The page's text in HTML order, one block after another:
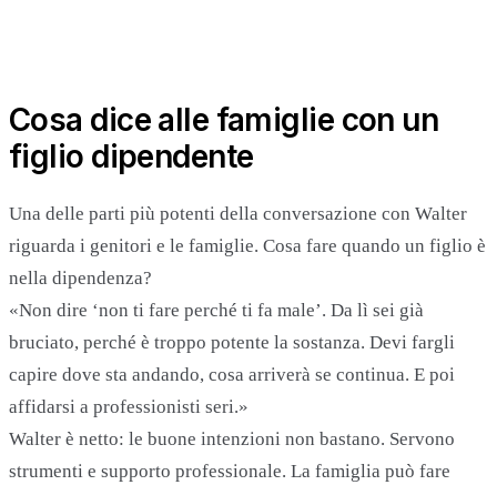
Cosa dice alle famiglie con un
figlio dipendente
Una delle parti più potenti della conversazione con Walter
riguarda i genitori e le famiglie. Cosa fare quando un figlio è
nella dipendenza?
«Non dire ‘non ti fare perché ti fa male’. Da lì sei già
bruciato, perché è troppo potente la sostanza. Devi fargli
capire dove sta andando, cosa arriverà se continua. E poi
affidarsi a professionisti seri.»
Walter è netto: le buone intenzioni non bastano. Servono
strumenti e supporto professionale. La famiglia può fare